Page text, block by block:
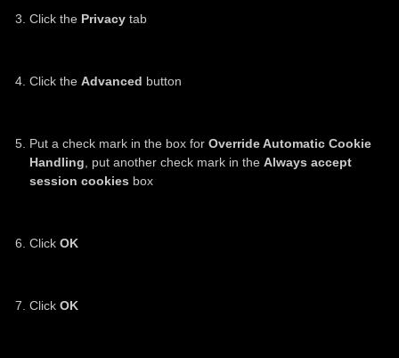
Click the Privacy tab
Click the Advanced button
Put a check mark in the box for Override Automatic Cookie
Handling , put another check mark in the Always accept
session cookies box
Click OK
Click OK